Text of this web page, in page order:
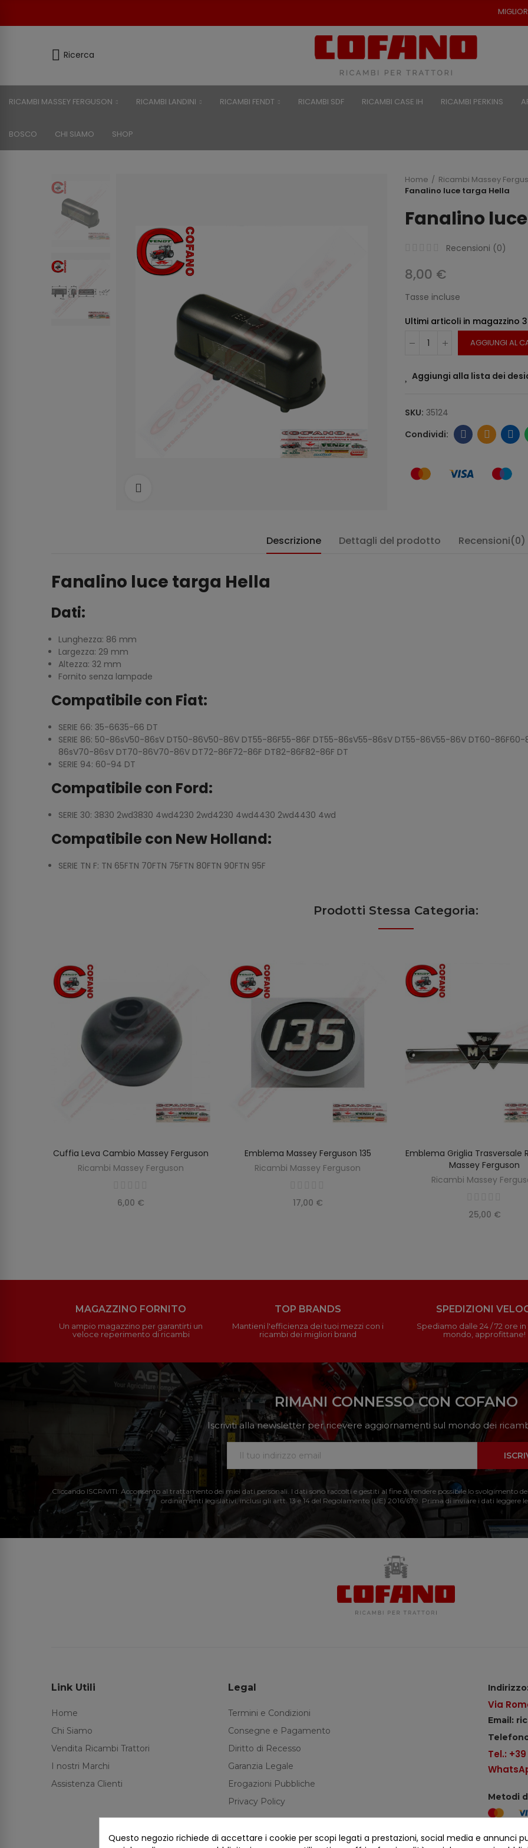
MIGLIORI PREZZI PER
Ricerca
RICAMBI MASSEY FERGUSON RICAMBI LANDINI RICAMBI FENDT RICAMBI SDF RICAMBI CASE IH RICAMBI PERKINS
BOSCO CHI SIAMO SHOP
Home Ricambi Massey
Fanalino luce targa Hella
Fanalino
Recensioni (0)
8,00 €
Tasse incluse
Ultimi articoli in magazzino
AGGIUNGI AL
Aggiungi alla lista dei
SKU: 35124
Descrizione Dettagli del prodotto Recensioni(0)
Fanalino luce targa Hella
Dati:
Lunghezza: 86 mm
Largezza: 29 mm
Altezza: 32 mm
Fornito senza lampade
Compatibile con Fiat:
SERIE 66: 35-6635-66 DT
SERIE 86: 50-86sV50-86sV DT50-86V50-86V DT55-86F55-86F DT55-86sV55-86sV DT55-86V55-86V DT60-
86sV70-86sV DT70-86V70-86V DT72-86F72-86F DT82-86F82-86F DT
SERIE 94: 60-94 DT
Compatibile con Ford:
SERIE 30: 3830 2wd3830 4wd4230 2wd4230 4wd4430 2wd4430 4wd
Compatibile con New Holland:
SERIE TN F: TN 65FTN 70FTN 75FTN 80FTN 90FTN 95F
Prodotti Stessa Categoria:
AGGIUNGI AL CARRELLO
Cuffia Leva Cambio Massey Ferguson
Ricambi Massey Ferguson
6,00 €
AGGIUNGI AL CARRELLO
Emblema Massey Ferguson 135
Ricambi Massey Ferguson
17,00 €
AGGIUNGI AL
Emblema Griglia Trasversale
Massey Ferguson
Ricambi Massey
25,00 €
MAGAZZINO FORNITO
Un ampio magazzino per garantirti un
veloce reperimento di ricambi
TOP BRANDS
Mantieni l'efficienza dei tuoi mezzi con i
ricambi dei migliori brand
SPEDIZIONI
Spediamo dalle 24 / 72 ore
mondo, approfittane!
RIMANI CONNESSO CON COFANO
Iscriviti alla newsletter per ricevere aggiornamenti sul mondo dei
Cliccando ISCRIVITI: Acconsento al trattamento dei miei dati personali. I dati sono raccolti e gestiti al fine di rendere possibile lo svolgimento
ordinamenti legislativi, inclusi gli artt. 13 e 14 del Regolamento (UE) 2016/679. Prima di inviare i dati leggere
Link Utili
Home
Chi Siamo
Vendita Ricambi Trattori
I nostri Marchi
Assistenza Clienti
Legal
Termini e Condizioni
Consegne e Pagamento
Diritto di Recesso
Garanzia Legale
Erogazioni Pubbliche
Privacy Policy
Indirizzo:
Via
Email:
Tel.:
Metodi
Seguici
Questo negozio richiede di accettare i cookie per scopi legati a prestazioni, social media e annunci